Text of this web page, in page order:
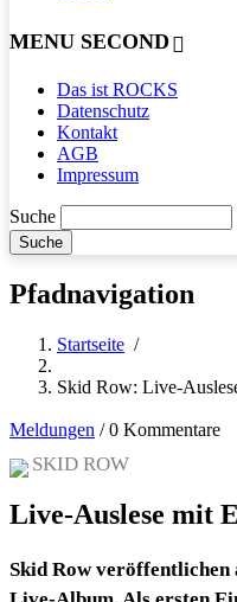
MENU SECOND
Das ist ROCKS
Datenschutz
Kontakt
AGB
Impressum
Suche
Pfadnavigation
Startseite /
Skid Row: Live-
Meldungen /0 Kommentare
SKID ROW
Live-Auslese mit
Skid Row veröffentlichen